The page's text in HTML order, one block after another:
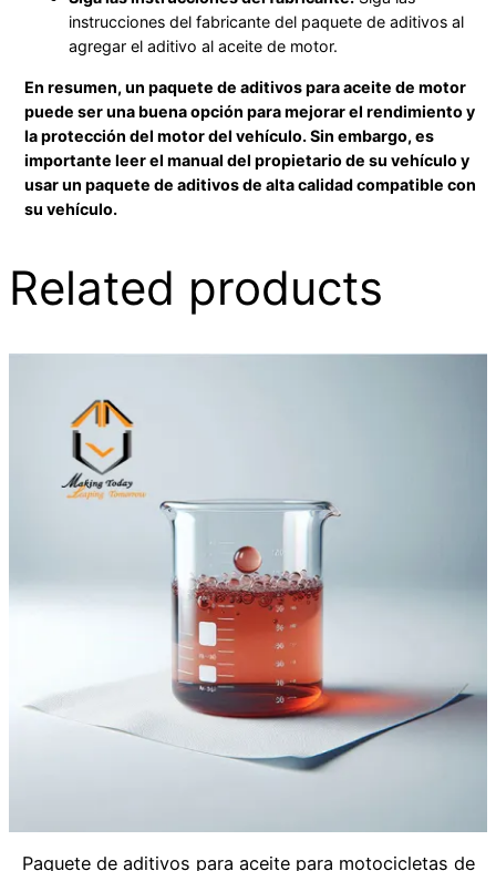
instrucciones del fabricante del paquete de aditivos al
agregar el aditivo al aceite de motor.
En resumen, un paquete de aditivos para aceite de motor
puede ser una buena opción para mejorar el rendimiento y
la protección del motor del vehículo. Sin embargo, es
importante leer el manual del propietario de su vehículo y
usar un paquete de aditivos de alta calidad compatible con
su vehículo.
Related products
Paquete de aditivos para aceite para motocicletas de